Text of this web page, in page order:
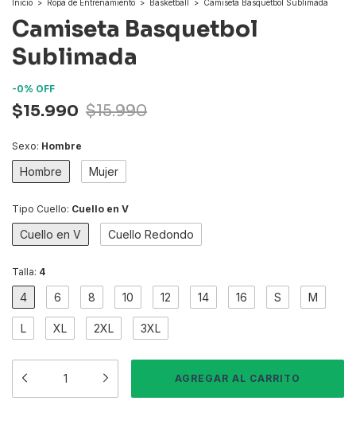
Inicio > Ropa de Entrenamiento > Basketball > Camiseta Basquetbol Sublimada
Camiseta Basquetbol
Sublimada
-0% OFF
$15.990 $15.990
Sexo: Hombre
Hombre Mujer
Tipo Cuello: Cuello en V
Cuello en V Cuello Redondo
Talla: 4
4 6 8 10 12 14 16 S M
L XL 2XL 3XL